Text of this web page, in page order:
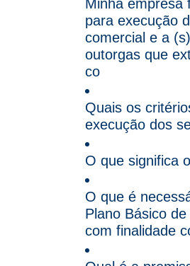
Minha empresa
para execução
comercial e a
outorgas que
co
Quais os
execução dos
O que significa
O que é
Plano Básico
com finalidade